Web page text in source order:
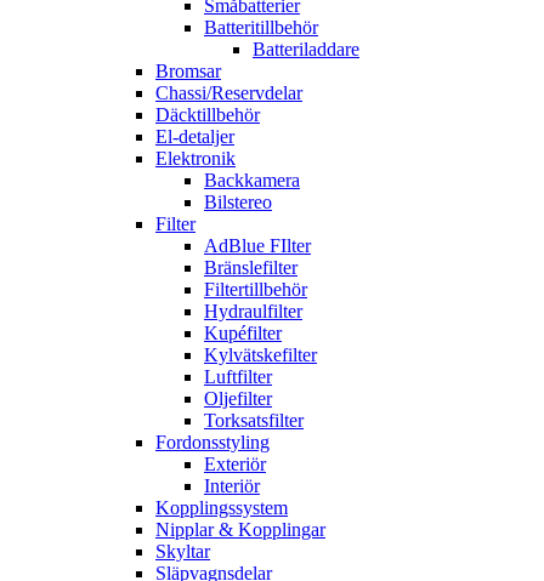
Småbatterier
Batteritillbehör
Batteriladdare
Bromsar
Chassi/Reservdelar
Däcktillbehör
El-detaljer
Elektronik
Backkamera
Bilstereo
Filter
AdBlue FIlter
Bränslefilter
Filtertillbehör
Hydraulfilter
Kupéfilter
Kylvätskefilter
Luftfilter
Oljefilter
Torksatsfilter
Fordonsstyling
Exteriör
Interiör
Kopplingssystem
Nipplar & Kopplingar
Skyltar
Släpvagnsdelar